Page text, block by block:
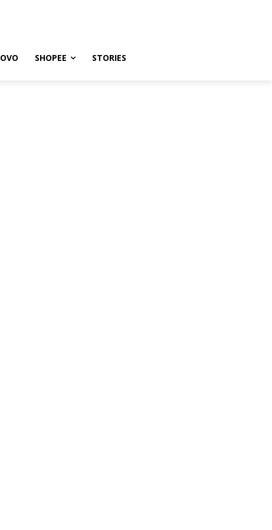
OVO SHOPEE STORIES